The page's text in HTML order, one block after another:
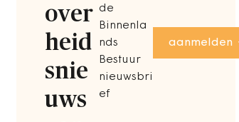
over
heid
snie
uws
de
Binnenla
nds
Bestuur
nieuwsbri
ef
aanmelden